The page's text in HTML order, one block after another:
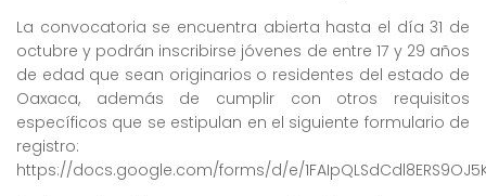
La convocatoria se encuentra abierta hasta el día 31 de
octubre y podrán inscribirse jóvenes de entre 17 y 29 años
de edad que sean originarios o residentes del estado de
Oaxaca, además de cumplir con otros requisitos
específicos que se estipulan en el siguiente formulario de
registro:
https://docs.google.com/forms/d/e/